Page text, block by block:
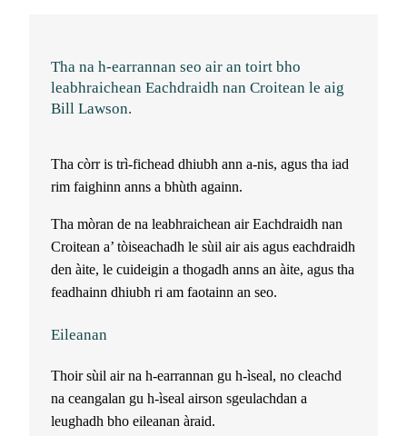
Tha na h-earrannan seo air an toirt bho
leabhraichean Eachdraidh nan Croitean le aig
Bill Lawson.
Tha còrr is trì-fichead dhiubh ann a-nis, agus tha iad
rim faighinn anns a bhùth againn.
Tha mòran de na leabhraichean air Eachdraidh nan
Croitean a’ tòiseachadh le sùil air ais agus eachdraidh
den àite, le cuideigin a thogadh anns an àite, agus tha
feadhainn dhiubh ri am faotainn an seo.
Eileanan
Thoir sùil air na h-earrannan gu h-ìseal, no cleachd
na ceangalan gu h-ìseal airson sgeulachdan a
leughadh bho eileanan àraid.